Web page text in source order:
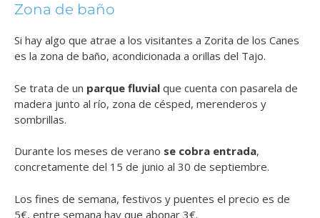
Zona de baño
Si hay algo que atrae a los visitantes a Zorita de los Canes
es la zona de baño, acondicionada a orillas del Tajo.
Se trata de un parque fluvial que cuenta con pasarela de
madera junto al río, zona de césped, merenderos y
sombrillas.
Durante los meses de verano se cobra entrada,
concretamente del 15 de junio al 30 de septiembre.
Los fines de semana, festivos y puentes el precio es de
5€, entre semana hay que abonar 3€.